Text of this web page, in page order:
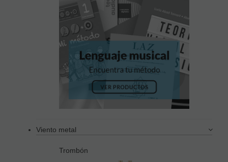
Viento metal
Trombón